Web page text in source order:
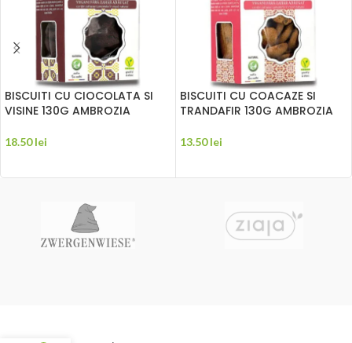
BISCUITI CU CIOCOLATA SI
VISINE 130G AMBROZIA
18.50lei
BISCUITI CU COACAZE SI
TRANDAFIR 130G AMBROZIA
13.50lei